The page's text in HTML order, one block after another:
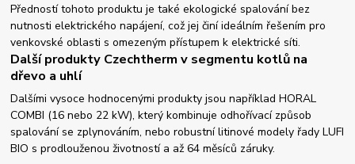
Předností tohoto produktu je také ekologické spalování bez
nutnosti elektrického napájení, což jej činí ideálním řešením pro
venkovské oblasti s omezeným přístupem k elektrické síti.
Další produkty Czechtherm v segmentu kotlů na
dřevo a uhlí
Dalšími vysoce hodnocenými produkty jsou například HORAL
COMBI (16 nebo 22 kW), který kombinuje odhořívací způsob
spalování se zplynováním, nebo robustní litinové modely řady LUFI
BIO s prodlouženou životností a až 64 měsíců záruky.